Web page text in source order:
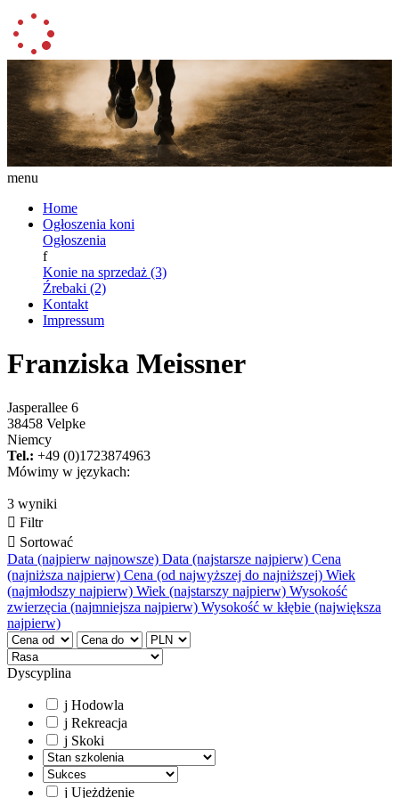
menu
Home
Ogłoszenia koni
Ogłoszenia
f
Konie na sprzedaż (3)
Źrebaki (2)
Kontakt
Impressum
Franziska Meissner
Jasperallee 6
38458 Velpke
Niemcy
Tel.: +49 (0)1723874963
Mówimy w językach:
3 wyniki
 Filtr
 Sortować
Data (najpierw najnowsze) Data (najstarsze najpierw) Cena
(najniższa najpierw) Cena (od najwyższej do najniższej) Wiek
(najmłodszy najpierw) Wiek (najstarszy najpierw) Wysokość
zwierzęcia (najmniejsza najpierw) Wysokość w kłębie (największa
najpierw)
Dyscyplina
j Hodowla
j Rekreacja
j Skoki
j Ujeżdżenie